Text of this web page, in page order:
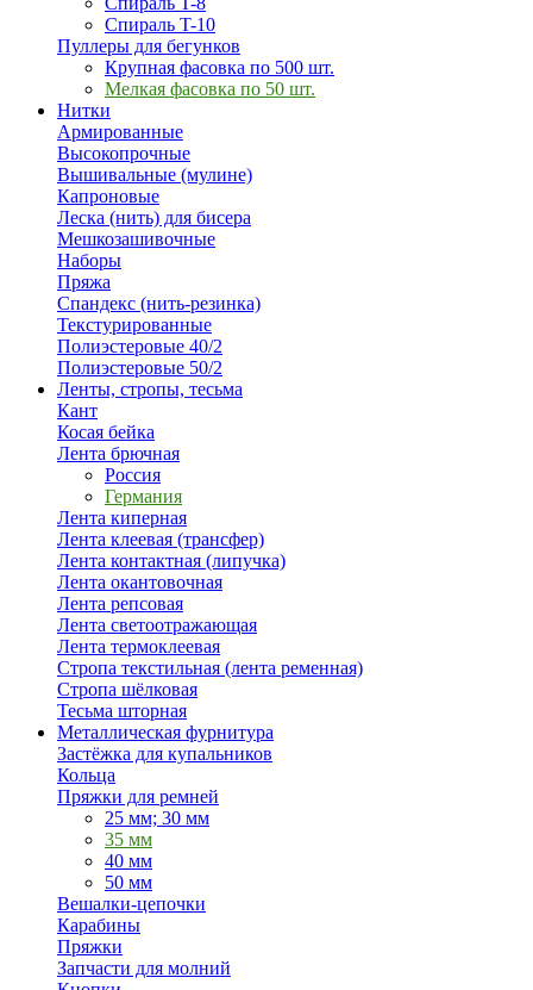
Спираль T-10
Пуллеры для бегунков
Крупная фасовка по 500 шт.
Мелкая фасовка по 50 шт.
Нитки
Армированные
Высокопрочные
Вышивальные (мулине)
Капроновые
Леска (нить) для бисера
Мешкозашивочные
Наборы
Пряжа
Спандекс (нить-резинка)
Текстурированные
Полиэстеровые 40/2
Полиэстеровые 50/2
Ленты, стропы, тесьма
Кант
Косая бейка
Лента брючная
Россия
Германия
Лента киперная
Лента клеевая (трансфер)
Лента контактная (липучка)
Лента окантовочная
Лента репсовая
Лента светоотражающая
Лента термоклеевая
Стропа текстильная (лента ременная)
Стропа шёлковая
Тесьма шторная
Металлическая фурнитура
Застёжка для купальников
Кольца
Пряжки для ремней
25 мм; 30 мм
35 мм
40 мм
50 мм
Вешалки-цепочки
Карабины
Пряжки
Запчасти для молний